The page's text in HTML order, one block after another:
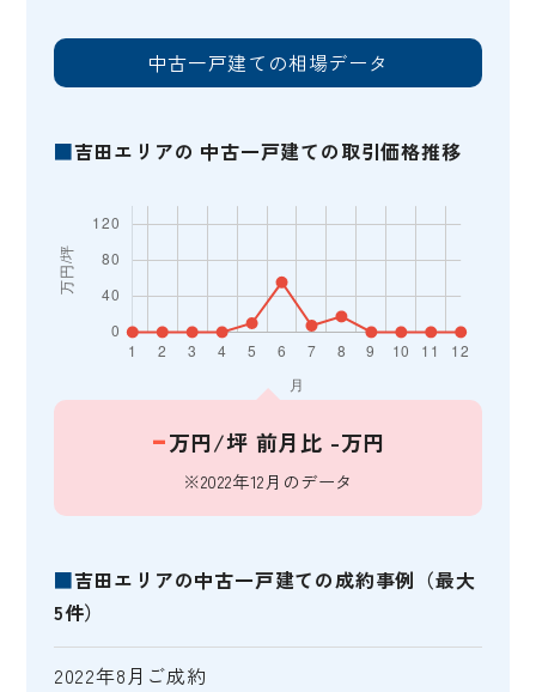
中古一戸建ての相場データ
■吉田エリアの 中古一戸建ての取引価格推移
-万円/坪 前月比 -万円
※2022年12月のデータ
■吉田エリアの中古一戸建ての成約事例（最大
5件）
2022年8月ご成約